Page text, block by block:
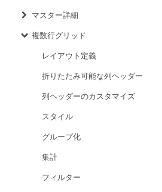
マスター詳細
複数行グリッド
レイアウト定義
折りたたみ可能な列ヘッダー
列ヘッダーのカスタマイズ
スタイル
グループ化
集計
フィルター